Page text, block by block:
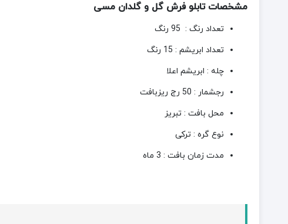
مشخصات تابلو فرش گل و گلدان مسی
تعداد رنگ : 95 رنگ
تعداد ابریشم : 15 رنگ
چله : ابریشم اعلا
رجشمار : 50 رج ریزبافت
محل بافت : تبریز
نوع گره : ترکی
مدت زمان بافت : 3 ماه